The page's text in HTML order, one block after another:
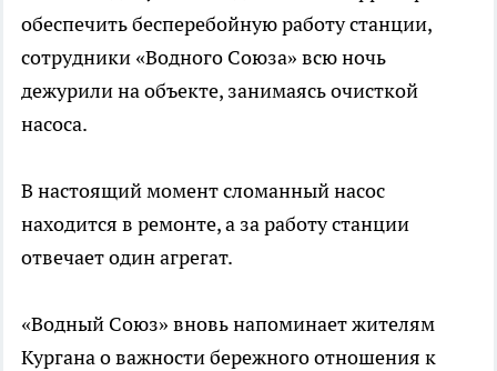
обеспечить бесперебойную работу станции,
сотрудники «Водного Союза» всю ночь
дежурили на объекте, занимаясь очисткой
насоса.
В настоящий момент сломанный насос
находится в ремонте, а за работу станции
отвечает один агрегат.
«Водный Союз» вновь напоминает жителям
Кургана о важности бережного отношения к